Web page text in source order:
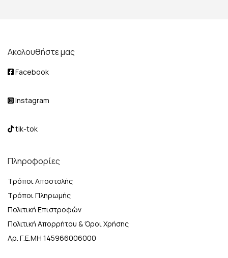
Ακολουθήστε μας
Facebook
Instagram
tik-tok
Πληροφορίες
Τρόποι Αποστολής
Τρόποι Πληρωμής
Πολιτική Επιστροφών
Πολιτική Απορρήτου & Όροι Χρήσης
Αρ. Γ.Ε.ΜΗ 145966006000